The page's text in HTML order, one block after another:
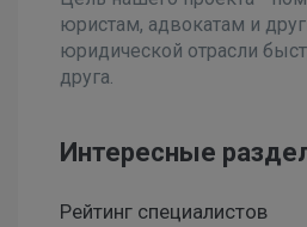
юристам, адвокатам и
юридической отрасли
друга.
Интересные
Рейтинг специалистов